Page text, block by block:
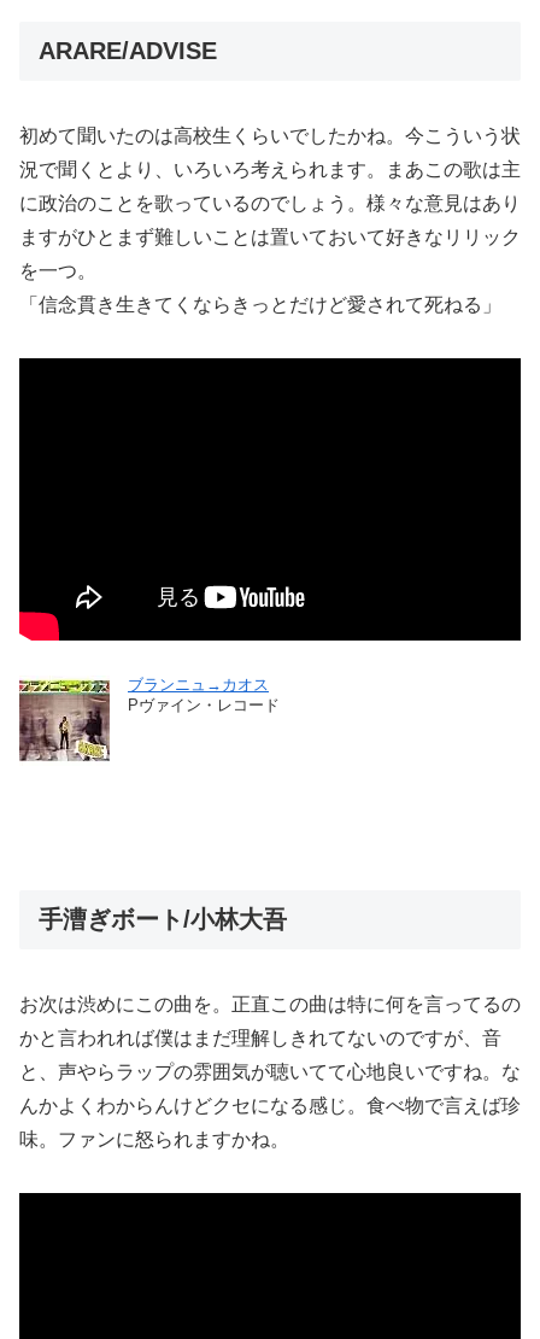
ARARE/ADVISE
初めて聞いたのは高校生くらいでしたかね。今こういう状
況で聞くとより、いろいろ考えられます。まあこの歌は主
に政治のことを歌っているのでしょう。様々な意見はあり
ますがひとまず難しいことは置いておいて好きなリリック
を一つ。
「信念貫き生きてくならきっとだけど愛されて死ねる」
ブランニュ→カオス
Pヴァイン・レコード
手漕ぎボート/小林大吾
お次は渋めにこの曲を。正直この曲は特に何を言ってるの
かと言われれば僕はまだ理解しきれてないのですが、音
と、声やらラップの雰囲気が聴いてて心地良いですね。な
んかよくわからんけどクセになる感じ。食べ物で言えば珍
味。ファンに怒られますかね。